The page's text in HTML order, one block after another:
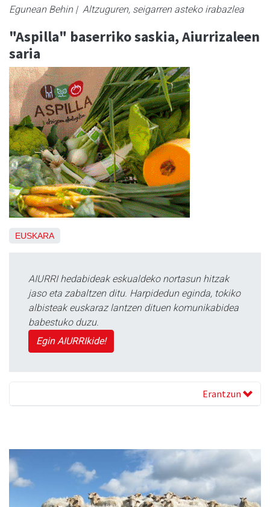
Egunean Behin | Altzuguren, seigarren asteko irabazlea
"Aspilla" baserriko saskia, Aiurrizaleen
saria
EUSKARA
AIURRI hedabideak eskualdeko nortasun hitzak
jaso eta zabaltzen ditu. Harpidedun eginda, tokiko
albisteak euskaraz lantzen dituen komunikabidea
babestuko duzu.
Egin AIURRIkide!
Erantzun